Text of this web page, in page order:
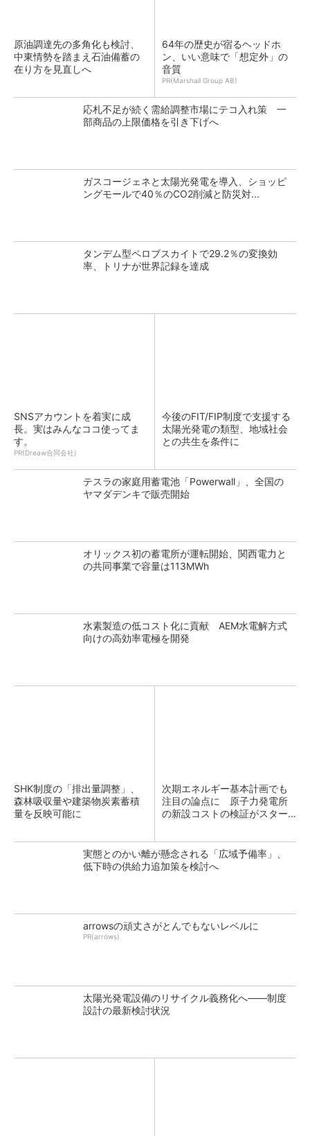
原油調達先の多角化も検討、
中東情勢を踏まえ石油備蓄の
在り方を見直しへ
64年の歴史が宿るヘッドホ
ン、いい意味で「想定外」の
音質
PR(Marshall Group AB)
応札不足が続く需給調整市場にテコ入れ策 一
部商品の上限価格を引き下げへ
ガスコージェネと太陽光発電を導入、ショッピ
ングモールで40％のCO2削減と防災対...
タンデム型ペロブスカイトで29.2％の変換効
率、トリナが世界記録を達成
SNSアカウントを着実に成
長。実はみんなココ使ってま
す。
PR(Dreaw合同会社)
今後のFIT/FIP制度で支援する
太陽光発電の類型、地域社会
との共生を条件に
テスラの家庭用蓄電池「Powerwall」、全国の
ヤマダデンキで販売開始
オリックス初の蓄電所が運転開始、関西電力と
の共同事業で容量は113MWh
水素製造の低コスト化に貢献 AEM水電解方式
向けの高効率電極を開発
SHK制度の「排出量調整」、
森林吸収量や建築物炭素蓄積
量を反映可能に
次期エネルギー基本計画でも
注目の論点に 原子力発電所
の新設コストの検証がスター
実態とのかい離が懸念される「広域予備率」、
低下時の供給力追加策を検討へ
arrowsの頑丈さがとんでもないレベルに
PR(arrows)
太陽光発電設備のリサイクル義務化へ――制度
設計の最新検討状況